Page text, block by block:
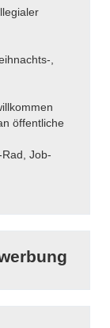
,
öffentliche
Job-